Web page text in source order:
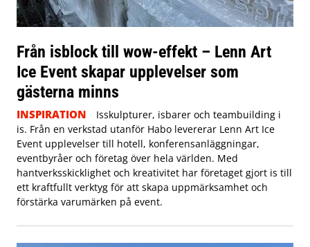
Från isblock till wow-effekt – Lenn Art
Ice Event skapar upplevelser som
gästerna minns
INSPIRATION
Isskulpturer, isbarer och teambuilding i
is. Från en verkstad utanför Habo levererar Lenn Art Ice
Event upplevelser till hotell, konferensanläggningar,
eventbyråer och företag över hela världen. Med
hantverksskicklighet och kreativitet har företaget gjort is till
ett kraftfullt verktyg för att skapa uppmärksamhet och
förstärka varumärken på event.